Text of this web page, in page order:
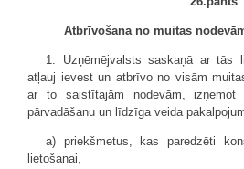
Atbrīvošana no muitas
1. Uzņēmējvalsts saskaņā ar tās
atļauj ievest un atbrīvo no visām
ar to saistītajām nodevām, izņemot
pārvadāšanu un līdzīga veida
a) priekšmetus, kas paredzēti
lietošanai,